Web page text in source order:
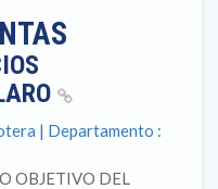
| Departamento :
OBJETIVO DEL